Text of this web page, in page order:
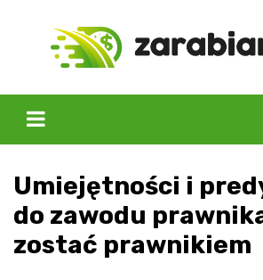
Umiejętności i
do zawodu
zostać prawnikiem